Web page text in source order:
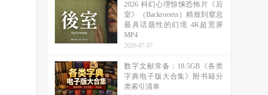
2026 科幻心理惊悚恐怖片《后
室》（Backrooms）精致到窒息
最具话题性的幻境 4K超宽屏
MP4
2026-07-07
数字文献常备：18.5GB《各类
字典电子版大合集》附书籍分
类索引清单